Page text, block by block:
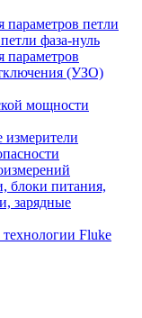
петли
фаза-нуль
параметров
(УЗО)
мощности
блоки питания,
зарядные
Fluke